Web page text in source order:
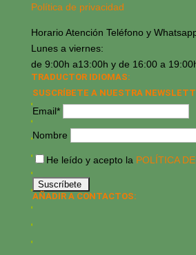
Política de privacidad
Horario Atención Teléfono y
Lunes a viernes:
de 9:00h a13:00h y de 16:00 a
TRADUCTOR IDIOMAS:
SUSCRÍBETE A NUESTRA
Email*
Nombre
He leído y acepto la POLÍTICA
AÑADIR A CONTACTOS: